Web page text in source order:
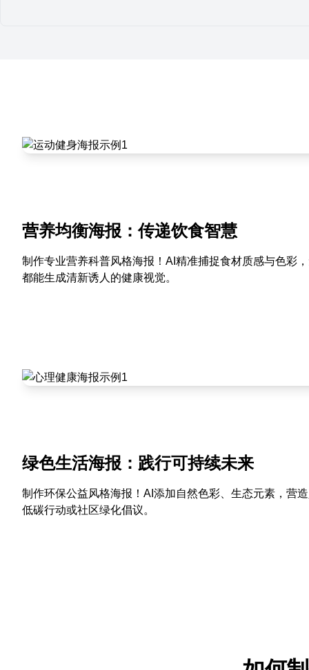
营养均衡海报：传递饮食智慧
制作专业营养科普风格海报！AI精准捕捉食材质感与色彩
都能生成清新诱人的健康视觉。
绿色生活海报：践行可持续未来
制作环保公益风格海报！AI添加自然色彩、生态元素，营
低碳行动或社区绿化倡议。